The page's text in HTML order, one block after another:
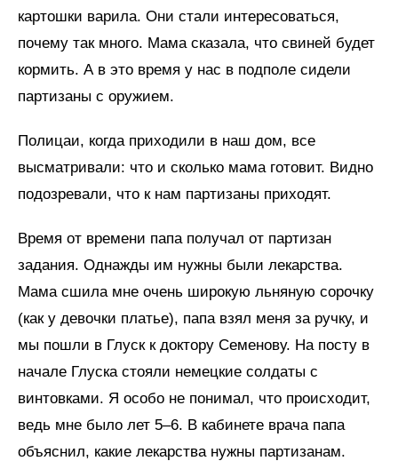
картошки варила. Они стали интересоваться,
почему так много. Мама сказала, что свиней будет
кормить. А в это время у нас в подполе сидели
партизаны с оружием.
Полицаи, когда приходили в наш дом, все
высматривали: что и сколько мама готовит. Видно
подозревали, что к нам партизаны приходят.
Время от времени папа получал от партизан
задания. Однажды им нужны были лекарства.
Мама сшила мне очень широкую льняную сорочку
(как у девочки платье), папа взял меня за ручку, и
мы пошли в Глуск к доктору Семенову. На посту в
начале Глуска стояли немецкие солдаты с
винтовками. Я особо не понимал, что происходит,
ведь мне было лет 5–6. В кабинете врача папа
объяснил, какие лекарства нужны партизанам.